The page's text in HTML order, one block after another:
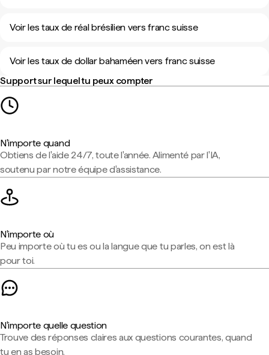
Voir les taux de réal brésilien vers franc suisse
Voir les taux de dollar bahaméen vers franc suisse
Support sur lequel tu peux compter
N'importe quand
Obtiens de l'aide 24/7, toute l'année. Alimenté par l'IA,
soutenu par notre équipe d'assistance.
N'importe où
Peu importe où tu es ou la langue que tu parles, on est là
pour toi.
N'importe quelle question
Trouve des réponses claires aux questions courantes, quand
tu en as besoin.